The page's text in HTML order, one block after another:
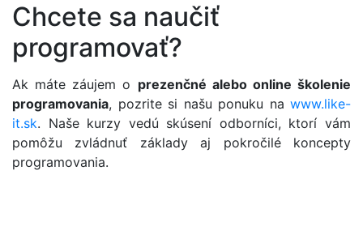
Chcete sa naučiť
programovať?
Ak máte záujem o prezenčné alebo online školenie
programovania, pozrite si našu ponuku na www.like-
it.sk. Naše kurzy vedú skúsení odborníci, ktorí vám
pomôžu zvládnuť základy aj pokročilé koncepty
programovania.